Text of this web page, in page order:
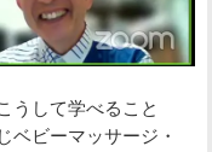
うして学べること
ベビーマッサージ・